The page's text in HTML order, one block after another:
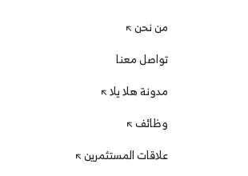
من نحن
تواصل معنا
مدونة هلا يلا
وظائف
علاقات المستثمرين